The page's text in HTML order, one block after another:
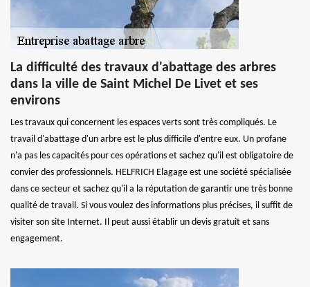
La difficulté des travaux d'abattage des arbres
dans la ville de Saint Michel De Livet et ses
environs
Les travaux qui concernent les espaces verts sont très compliqués. Le
travail d'abattage d'un arbre est le plus difficile d'entre eux. Un profane
n'a pas les capacités pour ces opérations et sachez qu'il est obligatoire de
convier des professionnels. HELFRICH Elagage est une société spécialisée
dans ce secteur et sachez qu'il a la réputation de garantir une très bonne
qualité de travail. Si vous voulez des informations plus précises, il suffit de
visiter son site Internet. Il peut aussi établir un devis gratuit et sans
engagement.